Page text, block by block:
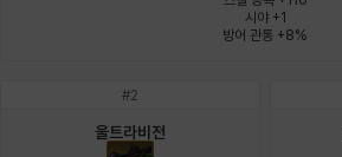
유스티나 유키
이안
시야 +1
방어 관통 +8%
#2
울트라비전